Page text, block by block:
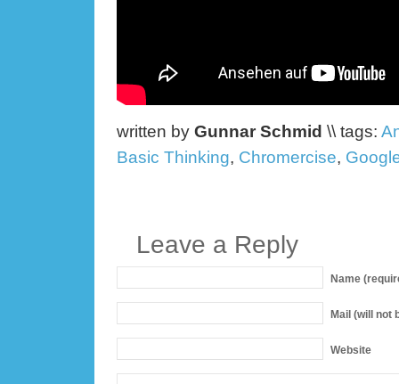
written by Gunnar Schmid \\ tags:
Basic Thinking, Chromercise,
Leave a Reply
Name
Mail (will not
Website